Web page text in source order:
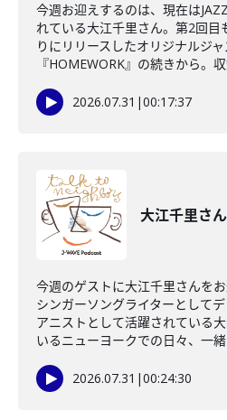
今週お迎えするのは、現在は
れている大江千里さん。第2回
りにリリースしたオリジナルジ
『HOMEWORK』の続きから。
2026.07.31 |00:17:37
大江千里さ
今週のゲストに大江千里さんを
シンガーソングライターとして
アニストとして活躍されている
いるニューヨークでの日々、一緒
2026.07.31 |00:24:30